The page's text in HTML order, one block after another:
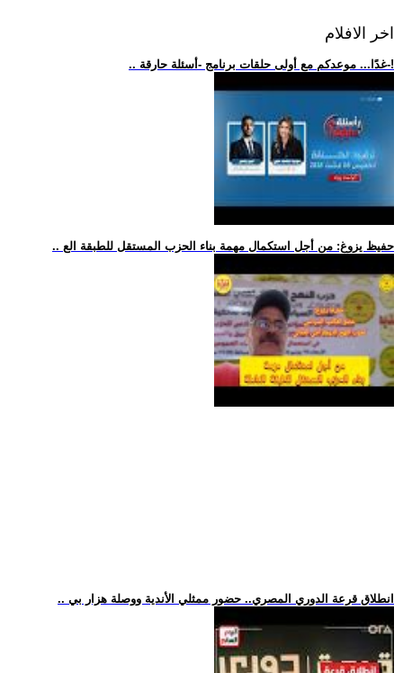
اخر الافلام
.. غدًا... موعدكم مع أولى حلقات برنامج -أسئلة حارقة-!
.. حفيظ يزوغ: من أجل استكمال مهمة بناء الحزب المستقل للطبقة الع
.. انطلاق قرعة الدوري المصري.. حضور ممثلي الأندية ووصلة هزار بي